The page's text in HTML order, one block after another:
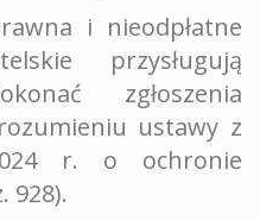
i nieodpłatne
przysługują
zgłoszenia
ustawy z
r. o ochronie
928).